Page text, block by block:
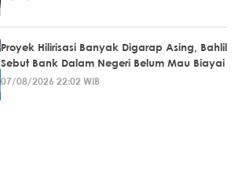
Proyek Hilirisasi Banyak Digarap Asing, Bahlil
Sebut Bank Dalam Negeri Belum Mau Biayai
07/08/2026 22:02 WIB